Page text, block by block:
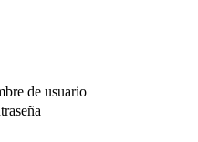
de usuario